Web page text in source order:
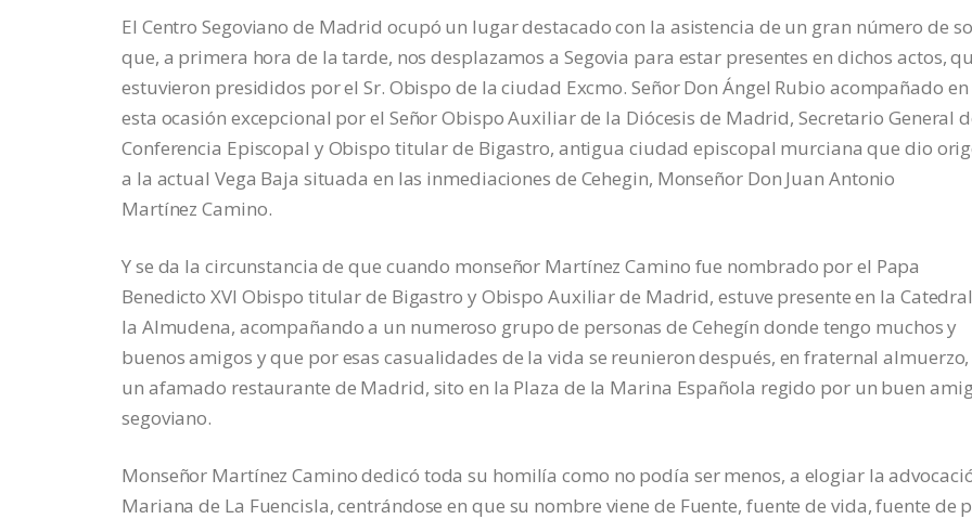
El Centro Segoviano de Madrid ocupó un lugar destacado con la asistencia de un gran número de
que, a primera hora de la tarde, nos desplazamos a Segovia para estar presentes en dichos actos,
estuvieron presididos por el Sr. Obispo de la ciudad Excmo. Señor Don Ángel Rubio acompañado en
esta ocasión excepcional por el Señor Obispo Auxiliar de la Diócesis de Madrid, Secretario General
Conferencia Episcopal y Obispo titular de Bigastro, antigua ciudad episcopal murciana que dio
a la actual Vega Baja situada en las inmediaciones de Cehegin, Monseñor Don Juan Antonio
Martínez Camino.
Y se da la circunstancia de que cuando monseñor Martínez Camino fue nombrado por el Papa
Benedicto XVI Obispo titular de Bigastro y Obispo Auxiliar de Madrid, estuve presente en la
la Almudena, acompañando a un numeroso grupo de personas de Cehegín donde tengo muchos y
buenos amigos y que por esas casualidades de la vida se reunieron después, en fraternal almuerzo,
un afamado restaurante de Madrid, sito en la Plaza de la Marina Española regido por un buen
segoviano.
Monseñor Martínez Camino dedicó toda su homilía como no podía ser menos, a elogiar la
Mariana de La Fuencisla, centrándose en que su nombre viene de Fuente, fuente de vida, fuente de